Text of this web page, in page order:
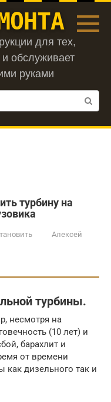
для тех,
и обслуживает
руками
турбину на
Алексей
турбины.
несмотря на
(10 лет) и
барахлит и
от времени
как дизельного так и